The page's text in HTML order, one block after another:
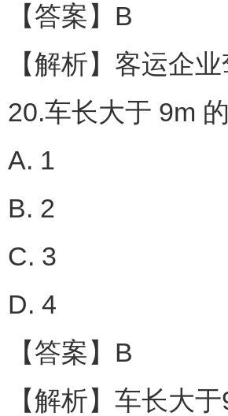
【答案】B
【解析】客运企
20.车长大于 9m
A. 1
B. 2
C. 3
D. 4
【答案】B
【解析】车长大